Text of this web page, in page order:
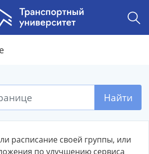
Найти
расписание своей группы, или
по улучшению сервиса